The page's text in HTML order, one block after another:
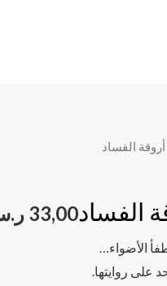
الفساد
الفساد33,00
الأضواء…
على روايتها.